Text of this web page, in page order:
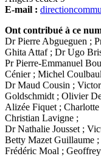
E-mail :
Ont contribué à ce
Dr Pierre Abgueguen ;
Ghita Attaf ; Dr Ugo
Pr Pierre-Emmanuel
Cénier ; Michel
Dr Maud Cousin ;
Goldschmidt ; Olivier
Alizée Fiquet ;
Christian Lavigne ;
Dr Nathalie Jousset ;
Betty Mazet Guillaume ;
Frédéric Moal ;